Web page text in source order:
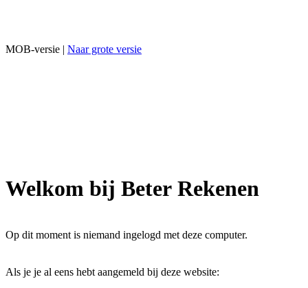
MOB-versie | Naar grote versie
Welkom bij Beter Rekenen
Op dit moment is niemand ingelogd met deze computer.
Als je je al eens hebt aangemeld bij deze website: